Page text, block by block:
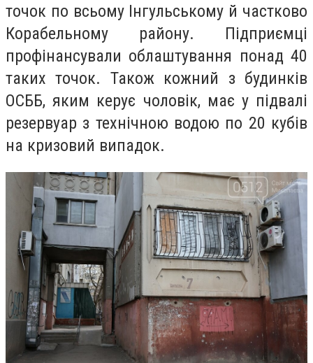
точок по всьому Інгульському й частково
Корабельному району. Підприємці
профінансували облаштування понад 40
таких точок. Також кожний з будинків
ОСББ, яким керує чоловік, має у підвалі
резервуар з технічною водою по 20 кубів
на кризовий випадок.